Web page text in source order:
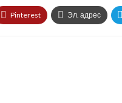
Pinterest Эл. адрес